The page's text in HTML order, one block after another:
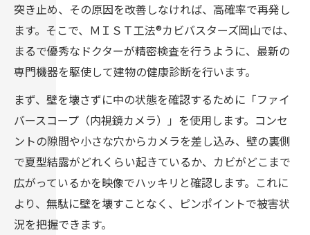
突き止め、その原因を改善しなければ、高確率で再発し
ます。そこで、ＭＩＳＴ工法®カビバスターズ岡山では、
まるで優秀なドクターが精密検査を行うように、最新の
専門機器を駆使して建物の健康診断を行います。
まず、壁を壊さずに中の状態を確認するために「ファイ
バースコープ（内視鏡カメラ）」を使用します。コンセ
ントの隙間や小さな穴からカメラを差し込み、壁の裏側
で夏型結露がどれくらい起きているか、カビがどこまで
広がっているかを映像でハッキリと確認します。これに
より、無駄に壁を壊すことなく、ピンポイントで被害状
況を把握できます。